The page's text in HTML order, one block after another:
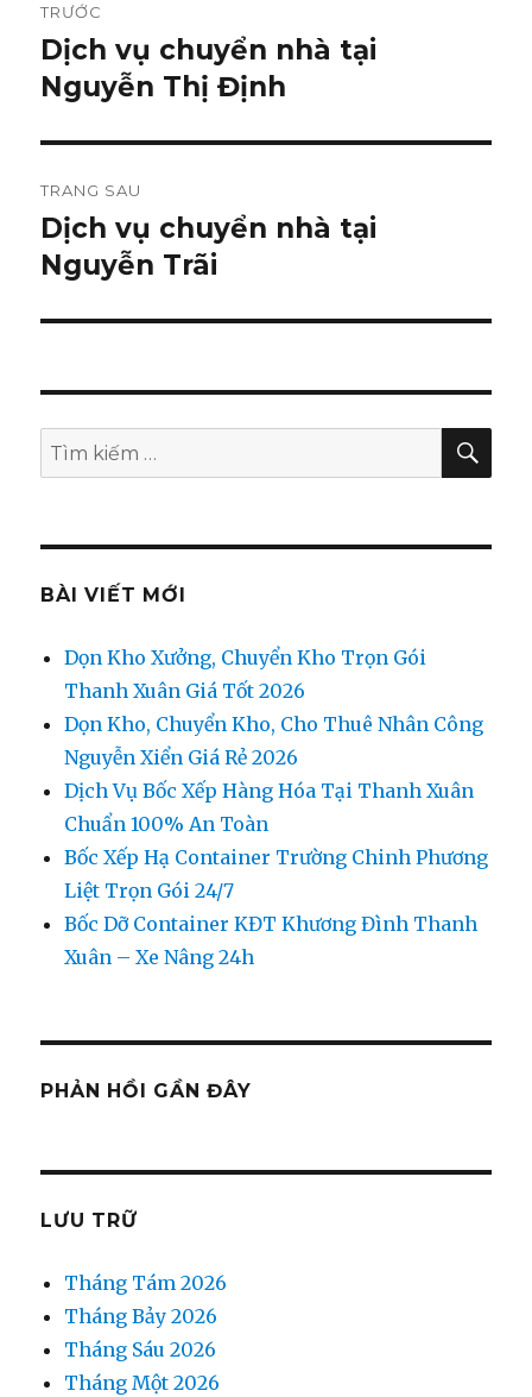
hướng
bài
viết
TRƯỚC
Bài
viết
Dịch vụ chuyển nhà tại
Nguyễn Thị Định
TRANG SAU
Bài
tiếp
Dịch vụ chuyển nhà tại
Nguyễn Trãi
Tìm
kiếm:
TÌM
BÀI VIẾT MỚI
Dọn Kho Xưởng, Chuyển Kho Trọn Gói
Thanh Xuân Giá Tốt 2026
Dọn Kho, Chuyển Kho, Cho Thuê Nhân Công
Nguyễn Xiển Giá Rẻ 2026
Dịch Vụ Bốc Xếp Hàng Hóa Tại Thanh Xuân
Chuẩn 100% An Toàn
Bốc Xếp Hạ Container Trường Chinh Phương
Liệt Trọn Gói 24/7
Bốc Dỡ Container KĐT Khương Đình Thanh
Xuân – Xe Nâng 24h
PHẢN HỒI GẦN ĐÂY
LƯU TRỮ
Tháng Tám 2026
Tháng Bảy 2026
Tháng Sáu 2026
Tháng Một 2026